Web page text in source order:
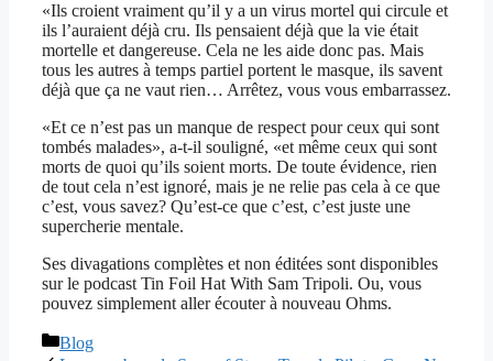
«Ils croient vraiment qu’il y a un virus mortel qui circule et
ils l’auraient déjà cru. Ils pensaient déjà que la vie était
mortelle et dangereuse. Cela ne les aide donc pas. Mais
tous les autres à temps partiel portent le masque, ils savent
déjà que ça ne vaut rien… Arrêtez, vous vous embarrassez.
«Et ce n’est pas un manque de respect pour ceux qui sont
tombés malades», a-t-il souligné, «et même ceux qui sont
morts de quoi qu’ils soient morts. De toute évidence, rien
de tout cela n’est ignoré, mais je ne relie pas cela à ce que
c’est, vous savez? Qu’est-ce que c’est, c’est juste une
supercherie mentale.
Ses divagations complètes et non éditées sont disponibles
sur le podcast Tin Foil Hat With Sam Tripoli. Ou, vous
pouvez simplement aller écouter à nouveau Ohms.
Catégories
Blog